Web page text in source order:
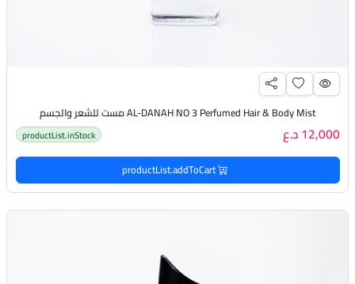
AL-DANAH NO 3 Perfumed Hair & Body Mist مست للشعر والجسم
12,000 د.ع productList.inStock
productList.addToCart